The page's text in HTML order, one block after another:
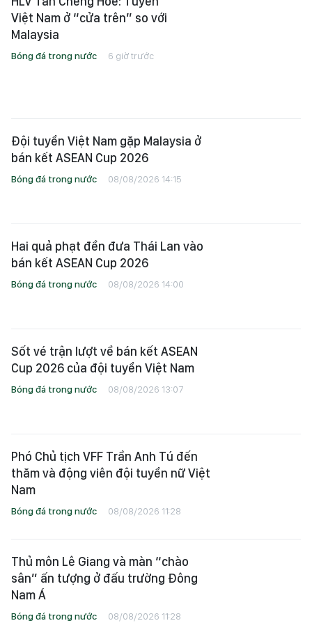
Việt Nam ở “cửa trên” so với
Malaysia
Bóng đá trong nước 6 giờ trước
Đội tuyển Việt Nam gặp Malaysia ở
bán kết ASEAN Cup 2026
Bóng đá trong nước 08/08/2026 14:15
Hai quả phạt đền đưa Thái Lan vào
bán kết ASEAN Cup 2026
Bóng đá trong nước 08/08/2026 14:00
Sốt vé trận lượt về bán kết ASEAN
Cup 2026 của đội tuyển Việt Nam
Bóng đá trong nước 08/08/2026 13:07
Phó Chủ tịch VFF Trần Anh Tú đến
thăm và động viên đội tuyển nữ Việt
Nam
Bóng đá trong nước 08/08/2026 11:28
Thủ môn Lê Giang và màn “chào
sân” ấn tượng ở đấu trường Đông
Nam Á
Bóng đá trong nước 08/08/2026 11:28